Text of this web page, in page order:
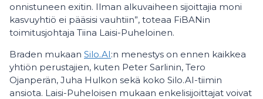
onnistuneen exitin. Ilman alkuvaiheen sijoittajia moni
kasvuyhtiö ei pääsisi vauhtiin”, toteaa FiBANin
toimitusjohtaja Tiina Laisi-Puheloinen.
Braden mukaan Silo.AI:n menestys on ennen kaikkea
yhtiön perustajien, kuten Peter Sarlinin, Tero
Ojanperän, Juha Hulkon sekä koko Silo.AI-tiimin
ansiota. Laisi-Puheloisen mukaan enkelisijoittajat voivat